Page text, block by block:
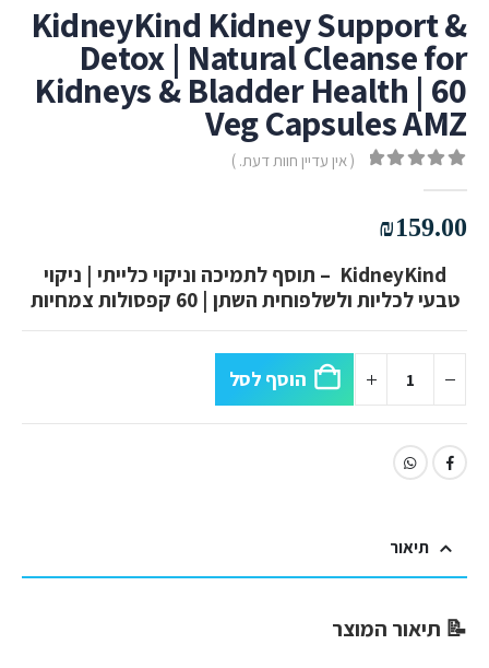
KidneyKind Kidney Support &
Detox | Natural Cleanse for
Kidneys & Bladder Health | 60
Veg Capsules AMZ
( אין עדיין חוות דעת. )
₪159.00
KidneyKind – תוסף לתמיכה וניקוי כלייתי | ניקוי
טבעי לכליות ולשלפוחית השתן | 60 קפסולות צמחיות
הוסף לסל
תיאור
📝 תיאור המוצר